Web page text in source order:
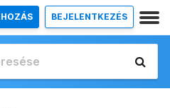
BEJELENTKEZÉS